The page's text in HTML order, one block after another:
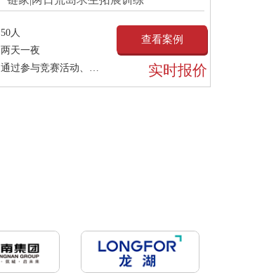
50人
两天一夜
通过参与竞赛活动、体验户外求生项目、学习户外求
查看案例
实时报价